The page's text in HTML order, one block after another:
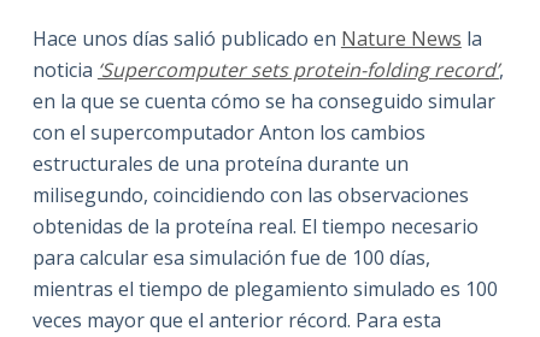
e
n
d
o
Hace unos días salió publicado en Nature News la
noticia ‘Supercomputer sets protein-folding record’,
en la que se cuenta cómo se ha conseguido simular
con el supercomputador Anton los cambios
estructurales de una proteína durante un
milisegundo, coincidiendo con las observaciones
obtenidas de la proteína real. El tiempo necesario
para calcular esa simulación fue de 100 días,
mientras el tiempo de plegamiento simulado es 100
veces mayor que el anterior récord. Para esta